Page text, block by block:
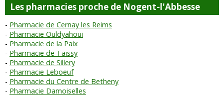
Les pharmacies proche de Nogent-l'Abbesse
Pharmacie de Cernay les Reims
Pharmacie Ouldyahoui
Pharmacie de la Paix
Pharmacie de Taissy
Pharmacie de Sillery
Pharmacie Leboeuf
Pharmacie du Centre de Betheny
Pharmacie Damoiselles